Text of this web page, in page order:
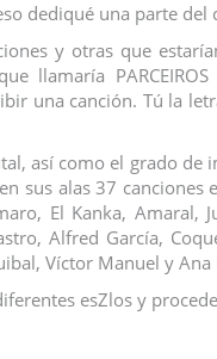
dediqué una parte
y otras que
llamaría
una canción. Tú la
así como el grado de
sus alas 37 canciones
El Kanka, Amaral,
Alfred García,
Víctor Manuel y
esZlos y